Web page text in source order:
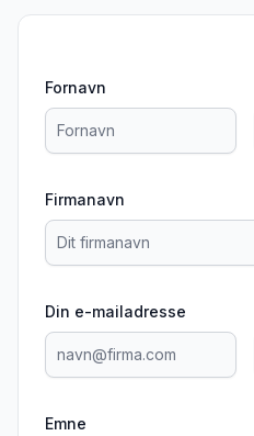
Fornavn
Firmanavn
Din e-mailadresse
Emne